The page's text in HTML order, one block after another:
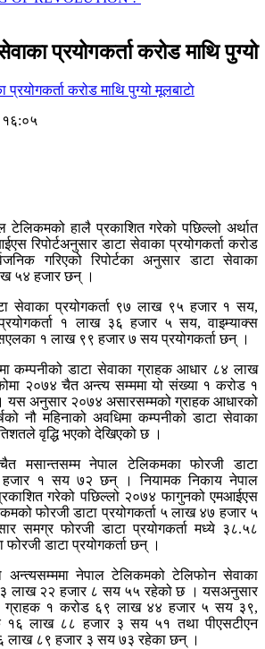
प्रयोगकर्ता करोड माथि पुग्यो
मूलबाटाे
१६:०५
टेलिकमको हालै प्रकाशित गरेको पछिल्लो अर्थात
रिपोर्टअनुसार डाटा सेवाका प्रयोगकर्ता करोड
गरिएको रिपोर्टका अनुसार डाटा सेवाका
५४ हजार छन् ।
सेवाका प्रयोगकर्ता ९७ लाख ९५ हजार १ सय,
१ लाख ३६ हजार ५ सय, वाइम्याक्स
१ लाख ९९ हजार ७ सय प्रयोगकर्ता छन् ।
कम्पनीको डाटा सेवाका ग्राहक आधार ८४ लाख
२०७४ चैत अन्त्य सम्ममा यो संख्या १ करोड १
यस अनुसार २०७४ असारसम्मको ग्राहक आधारको
नौ महिनाको अवधिमा कम्पनीको डाटा सेवाका
वृद्धि भएको देखिएको छ ।
मसान्तसम्म नेपाल टेलिकमका फोरजी डाटा
हजार १ सय ७२ छन् । नियामक निकाय नेपाल
गरेको पछिल्लो २०७४ फागुनको एमआईएस
फोरजी डाटा प्रयोगकर्ता ५ लाख ४७ हजार ५
फोरजी डाटा प्रयोगकर्ता मध्ये ३८.५८
डाटा प्रयोगकर्ता छन् ।
नेपाल टेलिकमको टेलिफोन सेवाका
लाख २२ हजार ८ सय ५५ रहेको छ । यसअनुसार
ग्राहक १ करोड ६९ लाख ४४ हजार ५ सय ३९,
१६ लाख ८८ हजार ३ सय ५१ तथा पीएसटीएन
लाख ८९ हजार ३ सय ७३ रहेका छन् ।